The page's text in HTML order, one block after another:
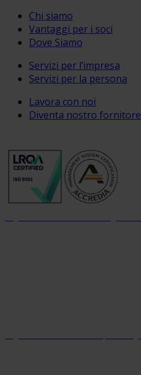
Chi siamo
Vantaggi per i soci
Dove Siamo
Servizi per l’impresa
Servizi per la persona
Lavora con noi
Diventa nostro fornitore